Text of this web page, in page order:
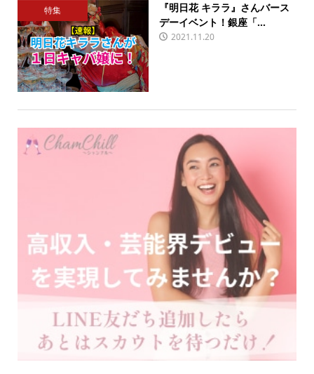
特集
『明日花 キララ』さんバース
デーイベント！銀座「...
2021.11.20